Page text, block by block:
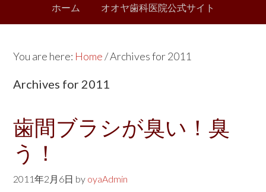
i
w
e
b
i
navigation
ホーム オオヤ歯科医院公式サイト
You are here: Home/Archives for 2011
Archives for 2011
歯間ブラシが臭い！臭
う！
2011年2月6日 by oyaAdmin